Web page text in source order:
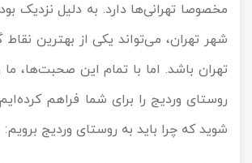
مخصوصا تهرانی‌ها دارد. به دلیل نزدیک
شهر تهران، می‌تواند یکی از بهترین
تهران باشد. اما با تمام این صحبت‌ها،
روستای وردیج را برای شما فراهم
شوید که چرا باید به روستای وردیج برویم: